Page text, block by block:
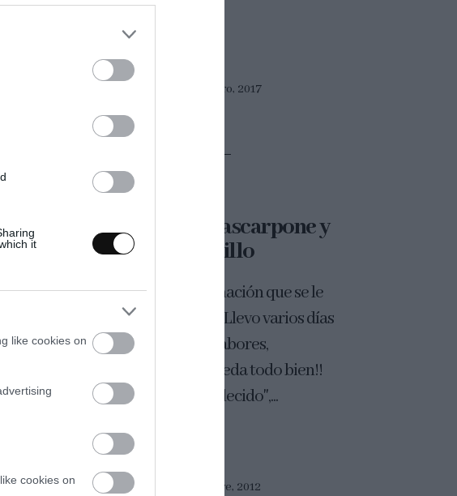
it
like cookies on
cookies on
17 febrero, 2017
Macarons de mascarpone y
membrillo
Y es que no hay combinación que se le
resista a los macarons. Llevo varios días
probando diferentes sabores,
texturas...y es que le queda todo bien!!
Es un dulce "muy agradecido",...
8 octubre, 2012